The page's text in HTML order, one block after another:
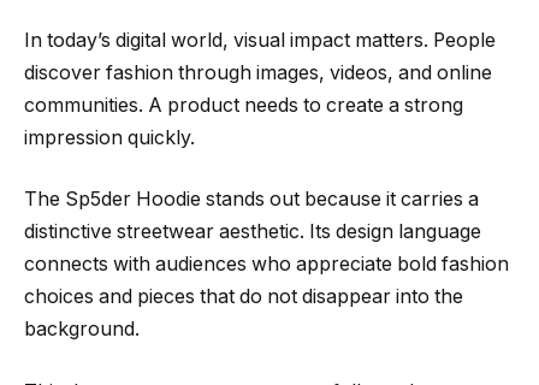
In today’s digital world, visual impact matters. People
discover fashion through images, videos, and online
communities. A product needs to create a strong
impression quickly.
The Sp5der Hoodie stands out because it carries a
distinctive streetwear aesthetic. Its design language
connects with audiences who appreciate bold fashion
choices and pieces that do not disappear into the
background.